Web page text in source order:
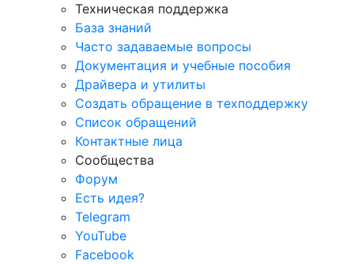
Техническая поддержка
База знаний
Часто задаваемые вопросы
Документация и учебные пособия
Драйвера и утилиты
Создать обращение в техподдержку
Список обращений
Контактные лица
Сообщества
Форум
Есть идея?
Telegram
YouTube
Facebook